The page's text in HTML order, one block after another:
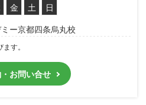
金 土 日
ー京都四条烏丸校
す。
お問い合せ